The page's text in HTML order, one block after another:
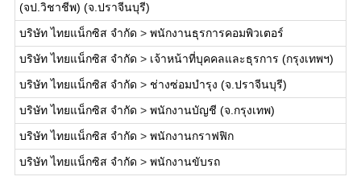
(จป.วิชาชีพ) (จ.ปราจีนบุรี)
บริษัท ไทยแน็กซิส จำกัด > พนักงานธุรการคอมพิวเตอร์
บริษัท ไทยแน็กซิส จำกัด > เจ้าหน้าที่บุคคลและธุรการ (กรุงเทพฯ)
บริษัท ไทยแน็กซิส จำกัด > ช่างซ่อมบำรุง (จ.ปราจีนบุรี)
บริษัท ไทยแน็กซิส จำกัด > พนักงานบัญชี (จ.กรุงเทพ)
บริษัท ไทยแน็กซิส จำกัด > พนักงานกราฟฟิก
บริษัท ไทยแน็กซิส จำกัด > พนักงานขับรถ